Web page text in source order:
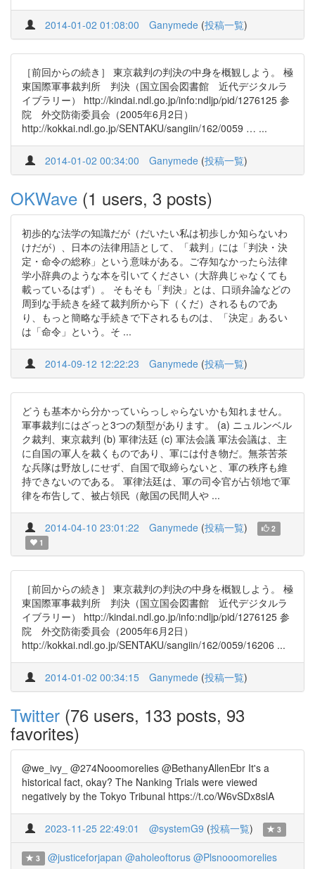
2014-01-02 01:08:00 Ganymede (投稿一覧)
［前回からの続き］ 東京裁判の判決の中身を概観しよう。 極
東国際軍事裁判所 判決（国立国会図書館 近代デジタルラ
イブラリー） http://kindai.ndl.go.jp/info:ndljp/pid/1276125 参
院 外交防衛委員会（2005年6月2日）
http://kokkai.ndl.go.jp/SENTAKU/sangiin/162/0059 … ...
2014-01-02 00:34:00 Ganymede (投稿一覧)
OKWave (1 users, 3 posts)
初歩的な法学の知識だが（だいたい私は初歩しか知らないわ
けだが）、日本の法律用語として、「裁判」には「判決・決
定・命令の総称」という意味がある。ご存知なかったら法律
学小辞典のような本を引いてください（大辞典じゃなくても
載っているはず）。 そもそも「判決」とは、口頭弁論などの
周到な手続きを経て裁判所から下（くだ）されるものであ
り、もっと簡略な手続きで下されるものは、「決定」あるい
は「命令」という。そ ...
2014-09-12 12:22:23 Ganymede (投稿一覧)
どうも基本から分かっていらっしゃらないかも知れません。
軍事裁判にはざっと3つの類型があります。 (a) ニュルンベル
ク裁判、東京裁判 (b) 軍律法廷 (c) 軍法会議 軍法会議は、主
に自国の軍人を裁くものであり、軍には付き物だ。無茶苦茶
な兵隊は野放しにせず、自国で取締らないと、軍の秩序も維
持できないのである。 軍律法廷は、軍の司令官が占領地で軍
律を布告して、被占領民（敵国の民間人や ...
2014-04-10 23:01:22 Ganymede (投稿一覧)
2
1
［前回からの続き］ 東京裁判の判決の中身を概観しよう。 極
東国際軍事裁判所 判決（国立国会図書館 近代デジタルラ
イブラリー） http://kindai.ndl.go.jp/info:ndljp/pid/1276125 参
院 外交防衛委員会（2005年6月2日）
http://kokkai.ndl.go.jp/SENTAKU/sangiin/162/0059/16206 ...
2014-01-02 00:34:15 Ganymede (投稿一覧)
Twitter (76 users, 133 posts, 93
favorites)
@we_ivy_ @274Nooomorelies @BethanyAllenEbr It's a
historical fact, okay? The Nanking Trials were viewed
negatively by the Tokyo Tribunal https://t.co/W6vSDx8slA
2023-11-25 22:49:01 @systemG9 (投稿一覧) 3
3 @justiceforjapan @aholeoftorus @Plsnooomorelies